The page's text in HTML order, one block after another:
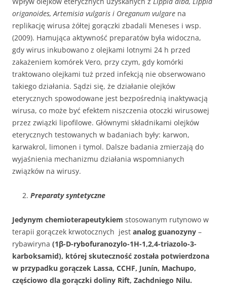
origanoides, Artemisia vulgaris i Oreganum vulgare na
replikację wirusa żółtej gorączki zbadali Meneses i wsp.
(2009). Hamująca aktywność preparatów była widoczna,
gdy wirus inkubowano z olejkami lotnymi 24 h przed
zakażeniem komórek Vero, przy czym, gdy komórki
traktowano olejkami tuż przed infekcją nie obserwowano
takiego działania. Sądzi się, że działanie olejków
eterycznych spowodowane jest bezpośrednią inaktywacją
wirusa, co może być efektem niszczenia otoczki wirusowej
przez związki lipofilowe. Głównymi składnikami olejków
eterycznych testowanych w badaniach były: karwon,
karwakrol, limonen i tymol. Dalsze badania zmierzają do
wyjaśnienia mechanizmu działania wspomnianych
związków na wirusy.
Preparaty syntetyczne
Jedynym chemioterapeutykiem stosowanym rutynowo w
terapii gorączek krwotocznych jest analog guanozyny –
rybawiryna (1β-D-rybofuranozylo-1H-1,2,4-triazolo-3-
karboksamid), której skuteczność została potwierdzona
w przypadku gorączek Lassa, CCHF, Junín, Machupo,
częściowo dla gorączki doliny Rift, Zachdniego Nilu.